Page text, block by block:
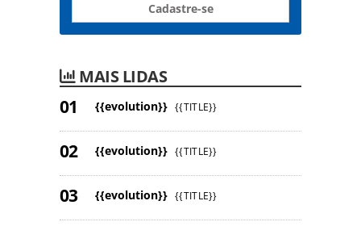
Cadastre-se
MAIS LIDAS
{{evolution}} {{TITLE}}
{{evolution}} {{TITLE}}
{{evolution}} {{TITLE}}